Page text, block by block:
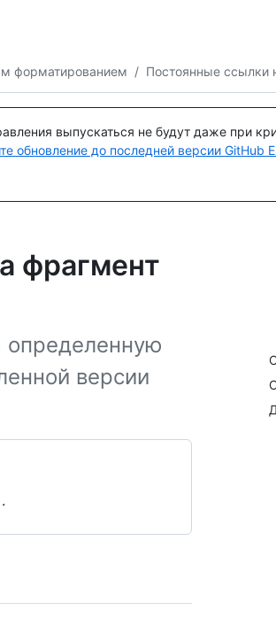
форматированием / Постоянные ссылки
выпускаться не будут даже при
обновление до последней версии GitHub
фрагмент
определенную
версии